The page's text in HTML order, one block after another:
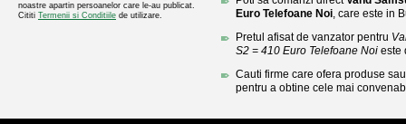
noastre apartin persoanelor care le-au publicat.
Cititi Termenii si Conditiile de utilizare.
Euro Telefoane Noi, care este in
Pretul afisat de vanzator pentru
S2 = 410 Euro Telefoane Noi este
Cauti firme care ofera produse
pentru a obtine cele mai